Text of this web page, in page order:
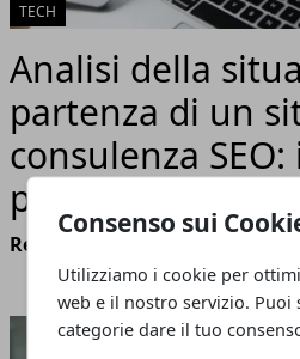
Consenso sui
Utilizziamo i cookie per
web e il nostro servizio. Puoi
categorie dare il tuo
TECH
Analisi della
partenza di un
consulenza
passo per il
Redazione